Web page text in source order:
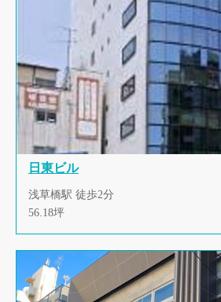
日東ビル
浅草橋駅 徒歩2分
56.18坪